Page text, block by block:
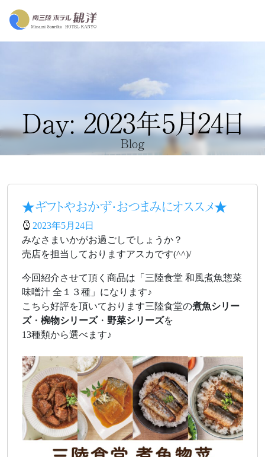
Day: 2023年5月24日
Blog
★ギフトやおかず・おつまみにオススメ★
2023年5月24日
みなさまいかがお過ごしでしょうか？
売店を担当しておりますアスカです(^^)/
今回紹介させて頂く商品は「三陸食堂 和風煮魚惣菜
味噌汁 全１３種」になります♪
こちら好評を頂いております三陸食堂の煮魚シリー
ズ・ 椀物シリーズ・ 野菜シリーズを
13種類から選べます♪